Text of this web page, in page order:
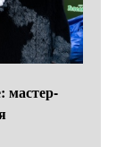
мастер-